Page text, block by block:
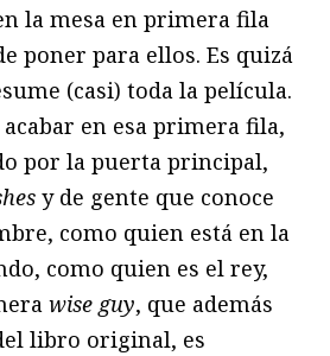
la mesa en primera fila
poner para ellos. Es quizá
(casi) toda la película.
en esa primera fila,
por la puerta principal,
y de gente que conoce
como quien está en la
como quien es el rey,
wise guy, que además
libro original, es